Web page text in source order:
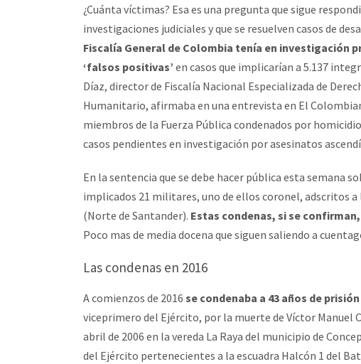
¿Cuánta víctimas? Esa es una pregunta que sigue
investigaciones judiciales y que se resuelven casos de
Fiscalía General de Colombia tenía en investigación
‘falsos positivas’ en casos que implicarían a 5.137
Díaz, director de Fiscalía Nacional Especializada de
Humanitario, afirmaba en una entrevista en El
miembros de la Fuerza Pública condenados por
casos pendientes en investigación por asesinatos
En la sentencia que se debe hacer pública esta semana
implicados 21 militares, uno de ellos coronel, adscritos
(Norte de Santander). Estas condenas, si se
Poco mas de media docena que siguen saliendo a
Las condenas en 2016
A comienzos de 2016 se condenaba a 43 años de
viceprimero del Ejército, por la muerte de Víctor Manuel
abril de 2006 en la vereda La Raya del municipio de
del Ejército pertenecientes a la escuadra Halcón 1 del